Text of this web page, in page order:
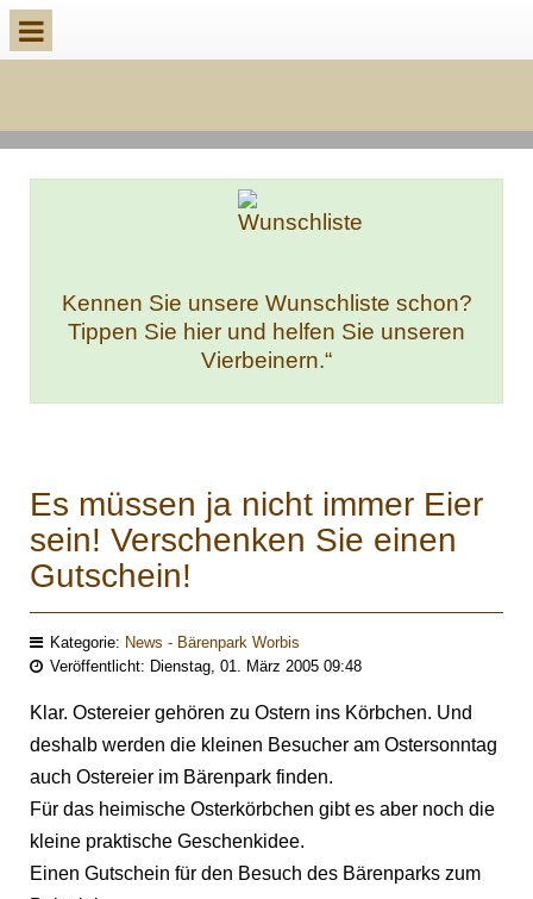
Kennen Sie unsere Wunschliste schon?
Tippen Sie hier und helfen Sie unseren
Vierbeinern.“
Es müssen ja nicht immer Eier
sein! Verschenken Sie einen
Gutschein!
Kategorie: News - Bärenpark Worbis
Veröffentlicht: Dienstag, 01. März 2005 09:48
Klar. Ostereier gehören zu Ostern ins Körbchen. Und
deshalb werden die kleinen Besucher am Ostersonntag
auch Ostereier im Bärenpark finden.
Für das heimische Osterkörbchen gibt es aber noch die
kleine praktische Geschenkidee.
Einen Gutschein für den Besuch des Bärenparks zum